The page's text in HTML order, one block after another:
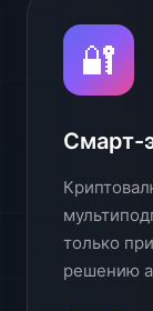
🔐
Смарт-
только
решению